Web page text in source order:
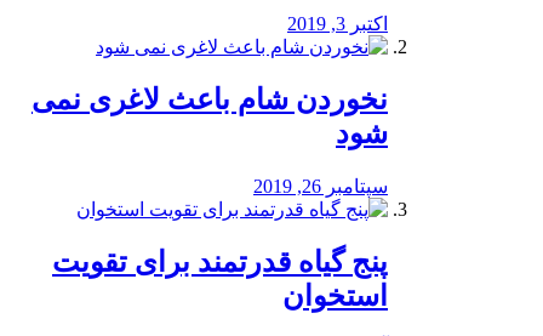
اکتبر 3, 2019
نخوردن شام باعث لاغری نمی
‌شود
سپتامبر 26, 2019
پنج گیاه قدرتمند برای تقویت
استخوان